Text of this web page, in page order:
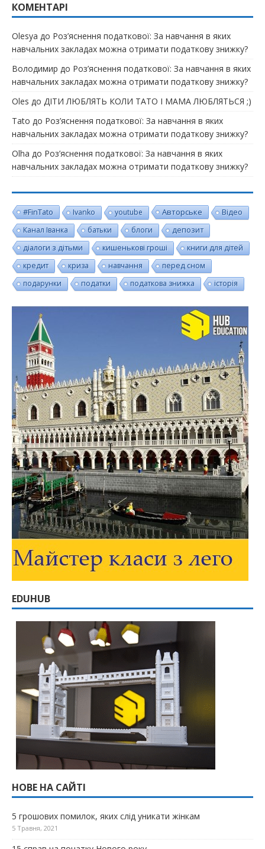
КОМЕНТАРІ
Olesya до Роз’яснення податкової: За навчання в яких
навчальних закладах можна отримати податкову знижку?
Володимир до Роз’яснення податкової: За навчання в яких
навчальних закладах можна отримати податкову знижку?
Oles до ДІТИ ЛЮБЛЯТЬ КОЛИ ТАТО І МАМА ЛЮБЛЯТЬСЯ ;)
Tato до Роз’яснення податкової: За навчання в яких
навчальних закладах можна отримати податкову знижку?
Olha до Роз’яснення податкової: За навчання в яких
навчальних закладах можна отримати податкову знижку?
#FinTato Ivanko youtube Авторське
Відео
Канал Іванка
батьки блоги депозит
діалоги з дітьми кишенькові гроші
книги для дітей
кредит
криза навчання
перед сном
подарунки
податки податкова знижка історія
EDUHUB
НОВЕ НА САЙТІ
5 грошових помилок, яких слід уникати жінкам
5 Травня, 2021